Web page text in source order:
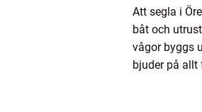
Att segla i
båt och
vågor byggs
bjuder på allt